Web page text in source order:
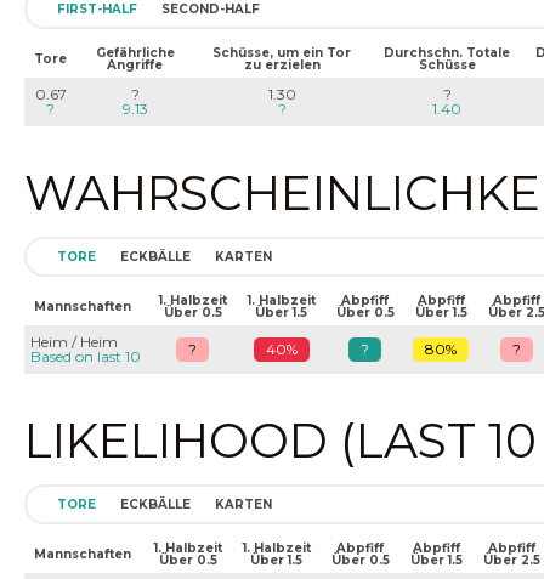
FIRST-HALF SECOND-HALF
Tore Gefährliche
Angriffe
Schüsse, um ein Tor
zu erzielen
Durchschn. Totale
Schüsse
0.67
?
?
9.13
1.30
?
?
1.40
TORE ECKBÄLLE KARTEN
Mannschaften 1. Halbzeit
Über 0.5
1. Halbzeit
Über 1.5
Abpfiff
Über 0.5
Abpfiff
Über 1.5
Abpfiff
Über 2.5
Heim / Heim
Based on last 10
? 40% ? 80% ?
LIKELIHOOD (LAST
TORE ECKBÄLLE KARTEN
Mannschaften 1. Halbzeit
Über 0.5
1. Halbzeit
Über 1.5
Abpfiff
Über 0.5
Abpfiff
Über 1.5
Abpfiff
Über 2.5